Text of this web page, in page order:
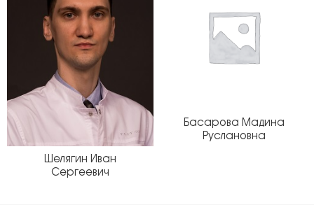
Шелягин Иван
Сергеевич
Басарова Мадина
Руслановна